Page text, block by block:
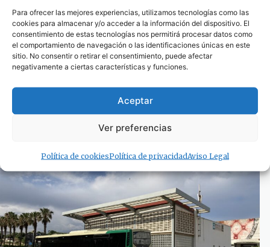
Para ofrecer las mejores experiencias, utilizamos tecnologías como las
cookies para almacenar y/o acceder a la información del dispositivo. El
consentimiento de estas tecnologías nos permitirá procesar datos como
el comportamiento de navegación o las identificaciones únicas en este
sitio. No consentir o retirar el consentimiento, puede afectar
negativamente a ciertas características y funciones.
Aceptar
Ver preferencias
Política de cookiesPolítica de privacidadAviso Legal
Transporte público en Tarifa, tan necesario
como inexistente. Por Elsa Martínez